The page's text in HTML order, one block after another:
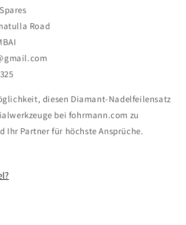
Road
diesen Diamant-Nadelfeilensatz
bei fohrmann.com zu
Ihr Partner für höchste Ansprüche.